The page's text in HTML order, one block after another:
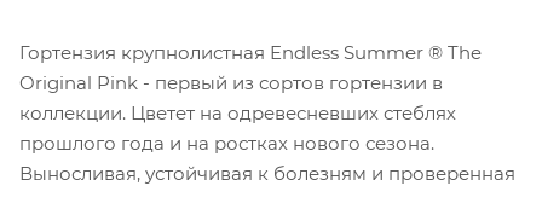
Гортензия крупнолистная Endless Summer ® The
Original Pink - первый из сортов гортензии в
коллекции. Цветет на одревесневших стеблях
прошлого года и на ростках нового сезона.
Выносливая, устойчивая к болезням и проверенная